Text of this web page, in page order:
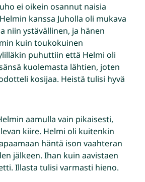
ei oikein osannut naisia
kanssa Juholla oli mukava
niin ystävällinen, ja hänen
kuin toukokuinen
puhuttiin että Helmi oli
kuolemasta lähtien, joten
kosijaa. Heistä tulisi hyvä
aamulla vain pikaisesti,
kiire. Helmi oli kuitenkin
häntä ison vaahteran
jälkeen. Ihan kuin aavistaen
Illasta tulisi varmasti hieno.